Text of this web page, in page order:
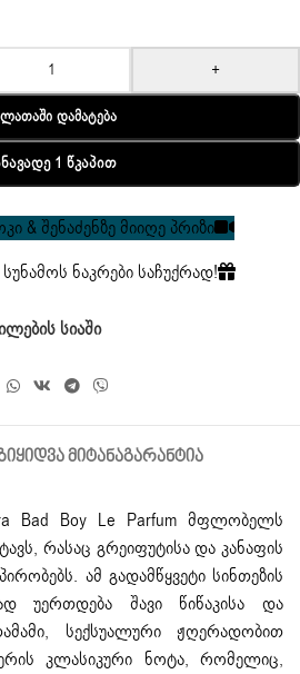
+
Დამატება
1 Წკაპით
& შენაძენზე მიიღე პრიზი
ნაკრები საჩუქრად!
სიაში
ᲧᲘᲓᲕᲐ ᲛᲘᲢᲐᲜᲐᲒᲐᲠᲐᲜᲢᲘᲐ
Bad Boy Le Parfum მფლობელს
რასაც გრეიფუტისა და კანაფის
ამ გადამწყვეტი სინთეზის
უერთდება შავი წიწაკისა და
სექსუალური ჟღერადობით
კლასიკური ნოტა, რომელიც,